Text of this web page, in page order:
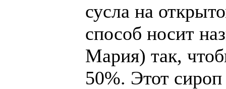
сусла на
способ носит
Мария) так,
50%. Этот